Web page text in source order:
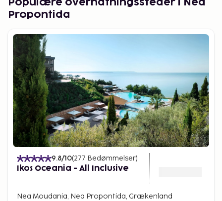
Populære overnatningssteder i Nea
Propontida
9.8/10(277 Bedømmelser)
Ikos Oceania - All Inclusive
Nea Moudania, Nea Propontida, Grækenland